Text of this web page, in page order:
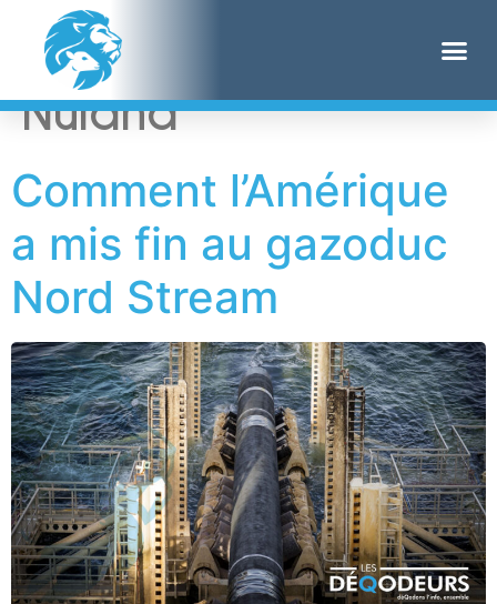
Étiquette :
Victoria
Nuland
Comment l’Amérique
a mis fin au gazoduc
Nord Stream